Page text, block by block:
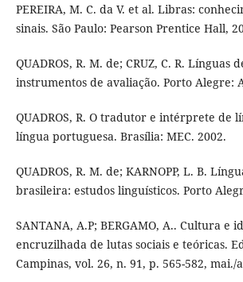
PEREIRA, M. C. da V. et al. Libras:
sinais. São Paulo: Pearson Prentice Hall,
QUADROS, R. M. de; CRUZ, C. R. Línguas
instrumentos de avaliação. Porto Alegre:
QUADROS, R. O tradutor e intérprete de
língua portuguesa. Brasília: MEC. 2002.
QUADROS, R. M. de; KARNOPP, L. B.
brasileira: estudos linguísticos. Porto
SANTANA, A.P; BERGAMO, A.. Cultura e
encruzilhada de lutas sociais e teóricas.
Campinas, vol. 26, n. 91, p. 565-582, mai./